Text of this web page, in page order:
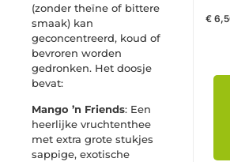
(zonder theïne of bittere
smaak) kan
geconcentreerd, koud of
bevroren worden
gedronken. Het doosje
bevat:
Mango ’n Friends: Een
heerlijke vruchtenthee
met extra grote stukjes
sappige, exotische
€